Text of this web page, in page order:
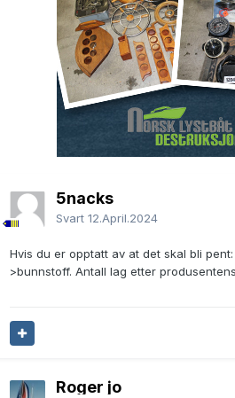
5nacks
Svart 12.April.2024
Hvis du er opptatt av at det skal bli
>bunnstoff. Antall lag etter
Roger jo